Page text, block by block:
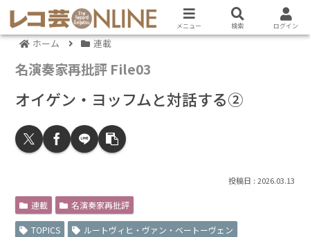
ホーム 連載
名演奏家再批評 File03
オイゲン・ヨッフムと対話する②
2026.03.13
連載 名演奏家再批評
TOPICS
ルートヴィヒ・ヴァン・ベートーヴェン
メニュー 検索 ログイン